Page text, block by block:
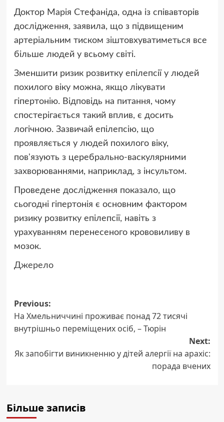
Доктор Марія Стефаніда, одна із співавторів
дослідження, заявила, що з підвищеним
артеріальним тиском зіштовхуватиметься все
більше людей у всьому світі.
Зменшити ризик розвитку епілепсії у людей
похилого віку можна, якщо лікувати
гіпертонію. Відповідь на питання, чому
спостерігається такий вплив, є досить
логічною. Зазвичай епілепсію, що
проявляється у людей похилого віку,
пов'язують з церебрально-васкулярними
захворюваннями, наприклад, з інсультом.
Проведене дослідження показало, що
сьогодні гіпертонія є основним фактором
ризику розвитку епілепсії, навіть з
урахуванням перенесеного крововиливу в
мозок.
Джерело
Post
navigation
Previous:
На Хмельниччині проживає понад 72 тисячі
внутрішньо переміщених осіб, – Тюрін
Next:
Як запобігти виникненню у дітей алергії на арахіс:
порада вчених
Більше записів